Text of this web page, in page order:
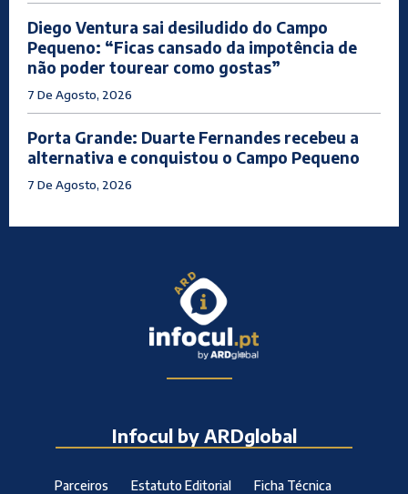
Diego Ventura sai desiludido do Campo
Pequeno: “Ficas cansado da impotência de
não poder tourear como gostas”
7 De Agosto, 2026
Porta Grande: Duarte Fernandes recebeu a
alternativa e conquistou o Campo Pequeno
7 De Agosto, 2026
Infocul by ARDglobal
Parceiros Estatuto Editorial
Ficha Técnica